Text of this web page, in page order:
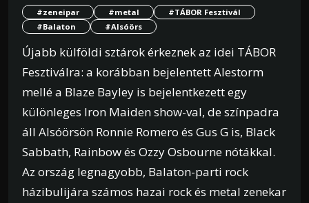
#zeneipar #metal
#TÁBOR Fesztivál
#Balaton
#Alsóörs
Újabb külföldi sztárok érkeznek az idei TÁBOR
Fesztiválra: a korábban bejelentett Alestorm
mellé a Blaze Bayley is bejelentkezett egy
különleges Iron Maiden show-val, de színpadra
áll Alsóörsön Ronnie Romero és Gus G is, Black
Sabbath, Rainbow és Ozzy Osbourne nótákkal.
Az ország legnagyobb, Balaton-parti rock
házibulijára számos hazai rock és metal zenekar